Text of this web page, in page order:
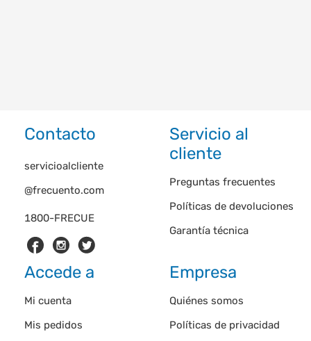
Contacto
1800-FRECUE
servicioalcliente
@frecuento.com
Servicio al
cliente
Preguntas frecuentes
Políticas de devoluciones
Garantía técnica
Accede a
Mi cuenta
Mis pedidos
Empresa
Quiénes somos
Políticas de privacidad